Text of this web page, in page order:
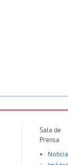
Sala de
Prensa